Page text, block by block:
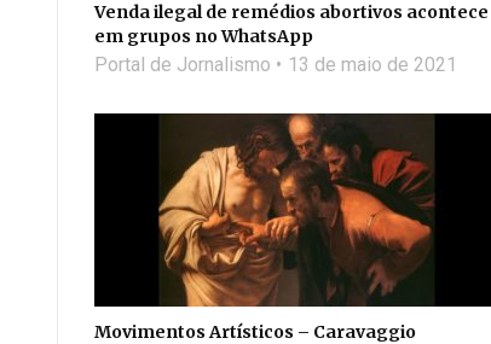
Venda ilegal de remédios abortivos acontece
em grupos no WhatsApp
Portal de Jornalismo 13 de maio de 2021
Movimentos Artísticos – Caravaggio